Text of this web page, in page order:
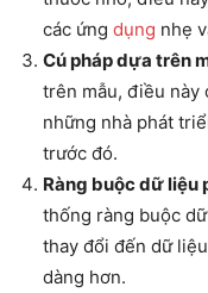
các ứng dụng nhẹ
Cú pháp dựa trên
trên mẫu, điều này
những nhà phát
trước đó.
Ràng buộc dữ liệu
thống ràng buộc
thay đổi đến dữ
dàng hơn.